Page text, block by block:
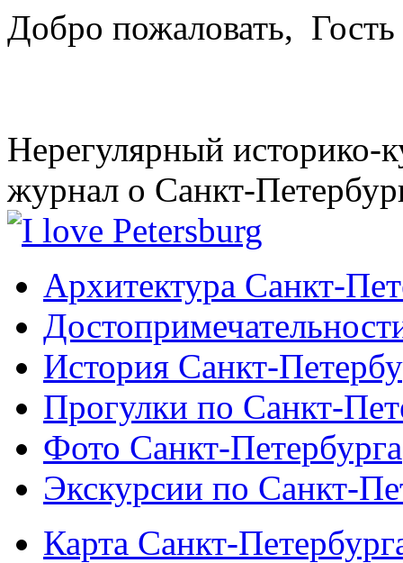
Добро пожаловать, Гость
Нерегулярный историко-
журнал о Санкт-
Архитектура Санкт-
История Санкт-
Прогулки по Санкт-
Фото Санкт-Петербурга
Экскурсии по Санкт-
Карта Санкт-